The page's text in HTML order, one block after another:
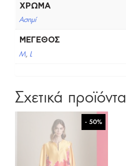
ΧΡΏΜΑ
Ασημί
ΜΈΓΕΘΟΣ
M, L
Σχετικά προϊόντα
- 50%